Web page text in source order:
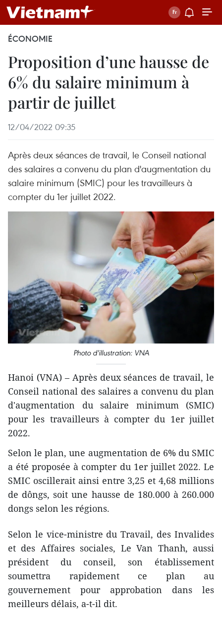
ÉCONOMIE
Proposition d’une hausse de
6% du salaire minimum à
partir de juillet
12/04/2022 09:35
Après deux séances de travail, le Conseil national
des salaires a convenu du plan d'augmentation du
salaire minimum (SMIC) pour les travailleurs à
compter du 1er juillet 2022.
Photo d'illustration: VNA
Hanoi (VNA) – Après deux séances de travail, le
Conseil national des salaires a convenu du plan
d'augmentation du salaire minimum (SMIC)
pour les travailleurs à compter du 1er juillet
2022.
Selon le plan, une augmentation de 6% du SMIC
a été proposée à compter du 1er juillet 2022. Le
SMIC oscillerait ainsi entre 3,25 et 4,68 millions
de dôngs, soit une hausse de 180.000 à 260.000
dongs selon les régions.
Selon le vice-ministre du Travail, des Invalides
et des Affaires sociales, Le Van Thanh, aussi
président du conseil, son établissement
soumettra rapidement ce plan au
gouvernement pour approbation dans les
meilleurs délais, a-t-il dit.